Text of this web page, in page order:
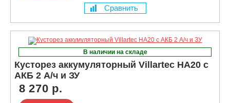
Сравнить
В наличии на складе
Кусторез аккумуляторный Villartec HA20 с
АКБ 2 А/ч и ЗУ
8 270 р.